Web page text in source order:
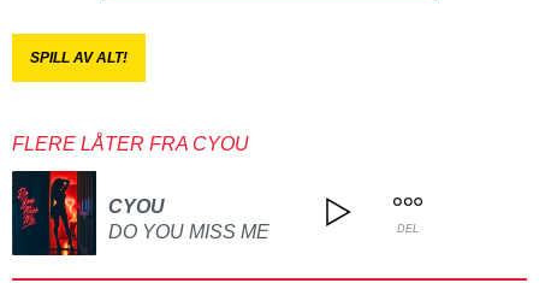
SPILL AV ALT!
FLERE LÅTER FRA CYOU
CYOU
DO YOU MISS ME
DEL